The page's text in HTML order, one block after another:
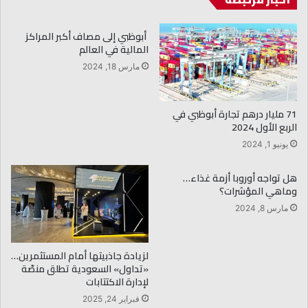
71 مليار درهم تجارة أبوظبي في
الربع الأول 2024
يونيو 1, 2024
أبوظبي إلى مصاف أكبر المراكز
المالية في العالم
مارس 18, 2024
هل تواجه أوروبا أزمة غذاء…
وماهي المؤشرات؟
مارس 8, 2024
لزيادة جاذبيتها أمام المستثمرين…
«تداول» السعودية تطلق منصّة
لإدارة الاكتتابات
فبراير 24, 2025